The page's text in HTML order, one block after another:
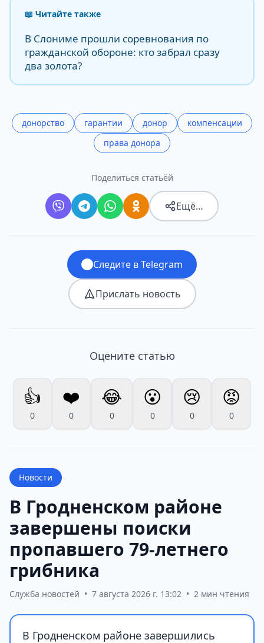
📖 Читайте также
В Слониме прошли соревнования по
гражданской обороне: кто забрал сразу
два золота?
донорство гарантии донор
компенсации
права донора
Поделиться статьёй
Ещё…
Следите в Telegram
Прислать новость
Оцените статью
👍
0
❤️
0
😂
0
😮
0
😢
0
😡
0
Новости
В Гродненском районе
завершены поиски
пропавшего 79-летнего
грибника
Служба новостей • 7 августа 2026 г. 13:02 • 2 мин чтения
В Гродненском районе завершились